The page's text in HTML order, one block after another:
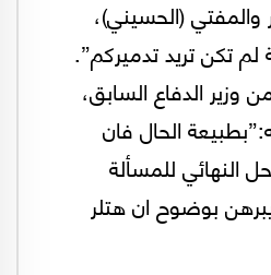
(الحسيني)،
لم تكن تريد تدميركم”.
الدفاع السابق،
الحال فان
النهائي للمسألة
يبرهن بوضوح ان هتلر